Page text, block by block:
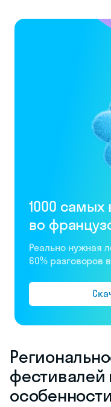
1000
во
Реально нужная
60% разговоров
фестивалей
особенности